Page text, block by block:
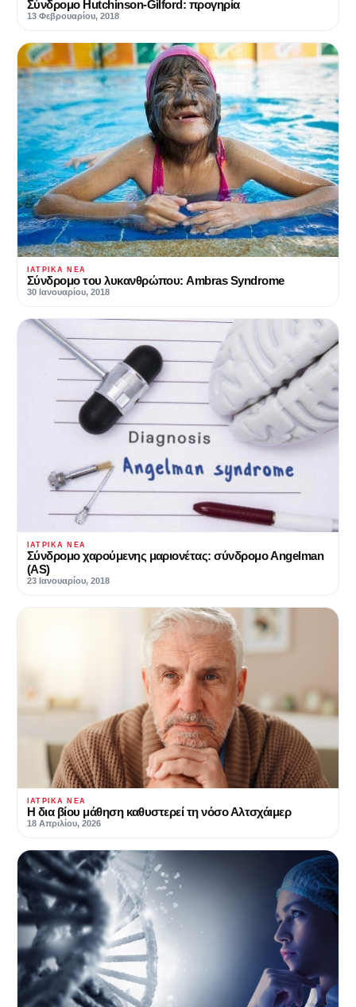
Σύνδρομο Hutchinson-Gilford: προγηρία
13 Φεβρουαρίου, 2018
ΙΑΤΡΙΚΆ ΝΈΑ
Σύνδρομο του λυκανθρώπου: Ambras Syndrome
30 Ιανουαρίου, 2018
ΙΑΤΡΙΚΆ ΝΈΑ
Σύνδρομο χαρούμενης μαριονέτας: σύνδρομο Angelman
(AS)
23 Ιανουαρίου, 2018
ΙΑΤΡΙΚΆ ΝΈΑ
Η δια βίου μάθηση καθυστερεί τη νόσο Αλτσχάιμερ
18 Απριλίου, 2026